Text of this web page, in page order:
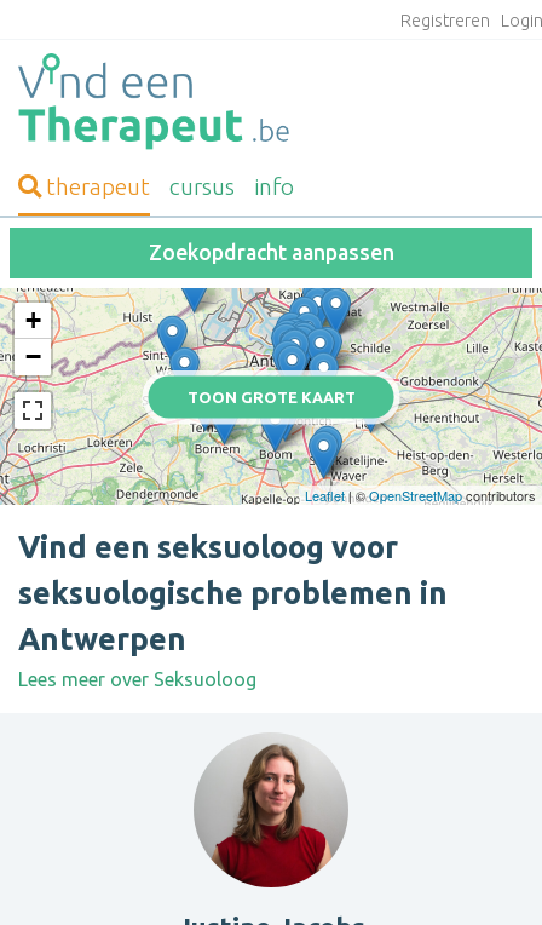
Registreren
therapeut cursus info
Zoekopdracht aanpassen
TOON GROTE KAART
+
−
Leaflet| ©OpenStreetMapcontributors
Vind een seksuoloog voor
seksuologische problemen in
Antwerpen
Lees meer over Seksuoloog